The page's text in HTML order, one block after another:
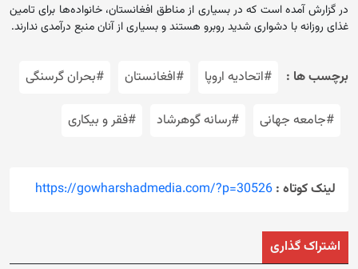
در گزارش آمده است که در بسیاری از مناطق افغانستان، خانواده‌ها برای تامین
غذای روزانه با دشواری شدید روبرو هستند و بسیاری از آنان منبع درآمدی ندارند.
برچسب ها : #اتحادیه اروپا #افغانستان #بحران گرسنگی
#جامعه جهانی #رسانه گوهرشاد #فقر و بیکاری
لینک کوتاه : https://gowharshadmedia.com/?p=30526
اشتراک گذاری